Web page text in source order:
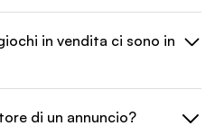
in vendita ci sono in
di un annuncio?